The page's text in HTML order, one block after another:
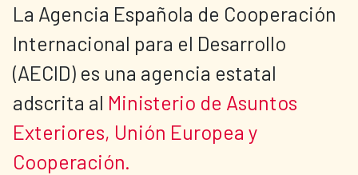
La Agencia Española de Cooperación
Internacional para el Desarrollo
(AECID) es una agencia estatal
adscrita al Ministerio de Asuntos
Exteriores, Unión Europea y
Cooperación.